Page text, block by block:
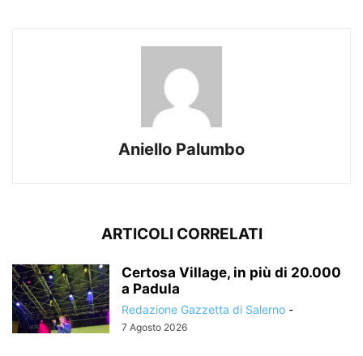
Aniello Palumbo
ARTICOLI CORRELATI
Certosa Village, in più di 20.000
a Padula
Redazione Gazzetta di Salerno -
7 Agosto 2026